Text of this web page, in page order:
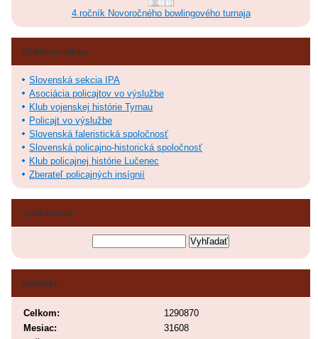
4.ročník Novoročného bowlingového turnaja
Obľúbené odkazy
Slovenská sekcia IPA
Asociácia policajtov vo výslužbe
Klub vojenskej histórie Tyrnau
Policajt vo výslužbe
Slovenská faleristická spoločnosť
Slovenská policajno-historická spoločnosť
Klub policajnej histórie Lučenec
Zberateľ policajných insígnií
Vyhľadávanie
Štatistiky
Celkom:
1290870
Mesiac:
31608